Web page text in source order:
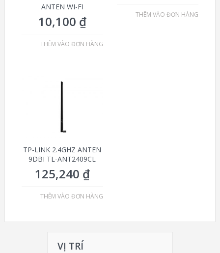
ANTEN WI-FI
10,100 ₫
THÊM VÀO ĐƠN HÀNG
THÊM VÀO ĐƠN HÀNG
TP-LINK 2.4GHZ ANTEN
9DBI TL-ANT2409CL
125,240 ₫
THÊM VÀO ĐƠN HÀNG
VỊ TRÍ